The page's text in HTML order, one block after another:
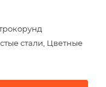
стали, Цветные